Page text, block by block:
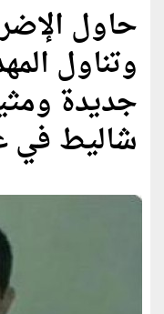
حاول
وتناول
جديدة
شاليط في